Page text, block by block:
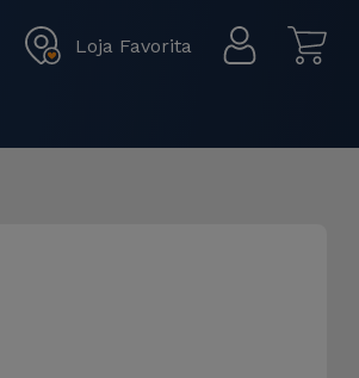
Loja Favorita